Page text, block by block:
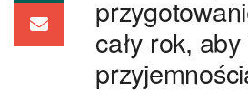
cały rok,